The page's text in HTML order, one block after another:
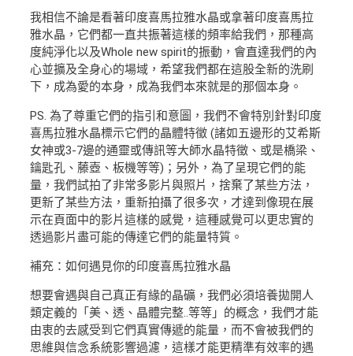
我相信不論是看著印度喜馬拉雅水晶或拿著印度喜馬拉
雅水晶，它們都一直共振著這樣的頻率給我們，那種高
度純淨化以及Whole new spirit的振動，會直達我們的內
心並擴及全身心的場域，希望我們都在這股全新的洗刷
下，成為愛的本身，成為我們本來就是的那個本身。
PS. 為了尊重它們的指引和意圖，我們不會特別針對印度
喜馬拉雅水晶標示它們的晶體特徵 (諸如五邊形的艾希斯
女神或3-7邊的通靈或傳訊等大師水晶特徵、或是橋梁、
鑰匙孔、藤壺、板機等等)；另外，為了呈現它們的能
量，我們試拍了非常多影片與照片，捨棄了某些方法，
更新了某些方法，重新拍攝了很多次，才達到像現在展
示在頁面中的影片這樣的感覺，這種感覺可以更忠實的
透過影片盡可能的傳達它們的能量特質。
補充：如何遇見你的印度喜馬拉雅水晶
想要會遇與自己真正有緣的晶礦，我們必須培養拋開人
類定義的「美、透、晶體完整..等等」的概念，我們才能
由衷的去感受到它們真實傳遞的能量，而不會被我們的
思維與信念系統影響過濾，這樣才能更精準有效率的遇